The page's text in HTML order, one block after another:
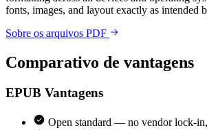
fonts, images, and layout exactly as intended
Sobre os arquivos PDF
Comparativo de vantagens
EPUB Vantagens
Open standard — no vendor lock-